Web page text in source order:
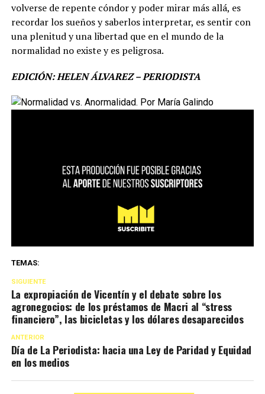
volverse de repente cóndor y poder mirar más allá, es
recordar los sueños y saberlos interpretar, es sentir con
una plenitud y una libertad que en el mundo de la
normalidad no existe y es peligrosa.
EDICIÓN: HELEN ÁLVAREZ – PERIODISTA
TEMAS:
SIGUIENTE
La expropiación de Vicentín y el debate sobre los
agronegocios: de los préstamos de Macri al “stress
financiero”, las bicicletas y los dólares desaparecidos
ANTERIOR
Día de La Periodista: hacia una Ley de Paridad y Equidad
en los medios